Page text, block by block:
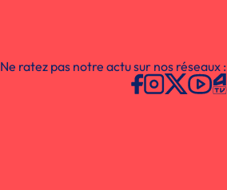
Ne ratez pas notre actu sur nos réseaux :